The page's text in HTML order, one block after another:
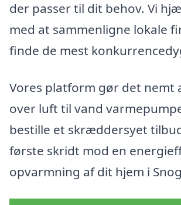
der passer til dit behov. Vi
med at sammenligne lokale
finde de mest
Vores platform gør det nemt
over luft til vand
bestille et skræddersyet
første skridt mod en
opvarmning af dit hjem i